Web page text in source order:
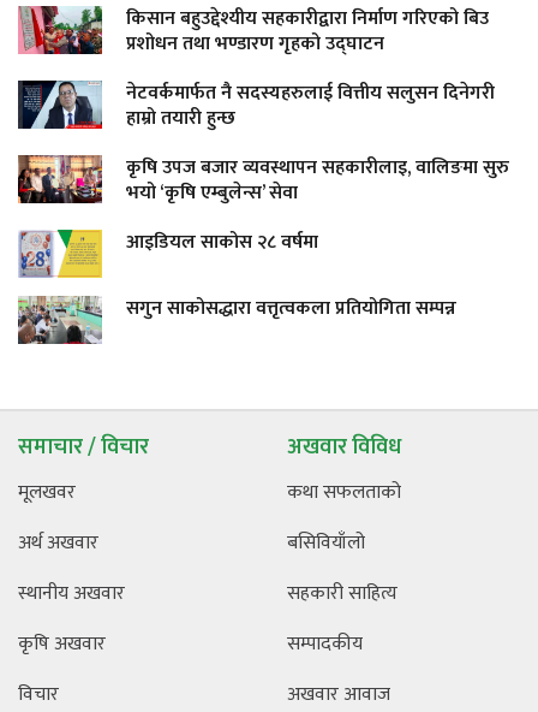
किसान बहुउद्देश्यीय सहकारीद्वारा निर्माण गरिएको बिउ
प्रशोधन तथा भण्डारण गृहको उद्घाटन
नेटवर्कमार्फत नै सदस्यहरुलाई वित्तीय सलुसन दिनेगरी
हाम्रो तयारी हुन्छ
कृषि उपज बजार व्यवस्थापन सहकारीलाइ, वालिङमा सुरु
भयो ‘कृषि एम्बुलेन्स’ सेवा
आइडियल साकोस २८ वर्षमा
सगुन साकोसद्धारा वत्तृत्वकला प्रतियोगिता सम्पन्न
समाचार / विचार
मूलखवर
अर्थ अखवार
स्थानीय अखवार
कृषि अखवार
विचार
अखवार विविध
कथा सफलताको
बसिवियाँलो
सहकारी साहित्य
सम्पादकीय
अखवार आवाज